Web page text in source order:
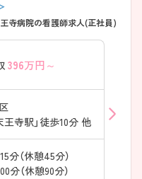
寺病院の看護師求人(正社員)
396万円～
寺駅」徒歩10分 他
分（休憩45分）
分（休憩90分）